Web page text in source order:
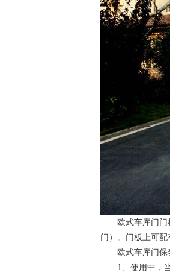
欧式车库门门板
门）。门板上可配
欧式车库门保
1、使用中，当